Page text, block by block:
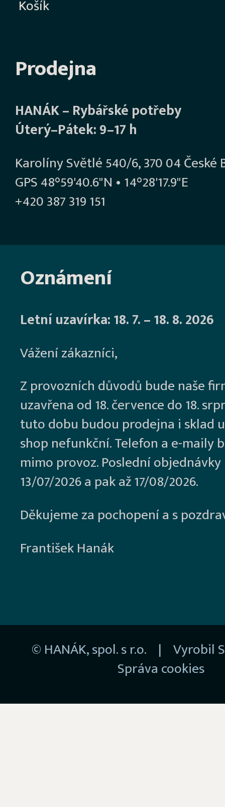
Košík
Prodejna
HANÁK – Rybářské potřeby
Úterý–Pátek: 9–17 h
Karolíny Světlé 540/6, 370 04 České
GPS 48°59'40.6"N • 14°28'17.9"E
+420 387 319 151
Oznámení
Letní uzavírka: 18. 7. – 18. 8. 2026
Vážení zákazníci,
Z provozních důvodů bude naše
uzavřena od 18. července do 18.
tuto dobu budou prodejna i sklad
shop nefunkční. Telefon a e-maily
mimo provoz. Poslední
13/07/2026 a pak až 17/08/2026.
Děkujeme za pochopení a s
František Hanák
© HANÁK, spol. s r.o. | Vyrobil
Správa cookies